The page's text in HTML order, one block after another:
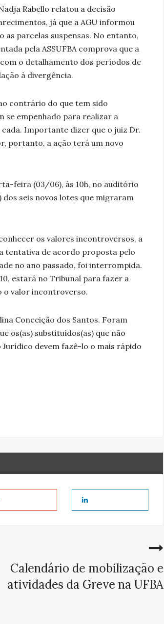
Rabello relatou a decisão
já que a AGU informou
as parcelas suspensas. No entanto,
pela ASSUFBA comprova que a
o detalhamento dos períodos de
à divergência.
contrário do que tem sido
se empenhado para realizar a
Importante dizer que o juiz Dr.
portanto, a ação terá um novo
feira (03/06), às 10h, no auditório
seis novos lotes que migraram
os valores incontroversos, a
tentativa de acordo proposta pelo
no ano passado, foi interrompida.
estará no Tribunal para fazer a
o valor incontroverso.
Conceição dos Santos. Foram
os(as) substituídos(as) que não
devem fazê-lo o mais rápido
Calendário de mobilização e
atividades da Greve na UFBA